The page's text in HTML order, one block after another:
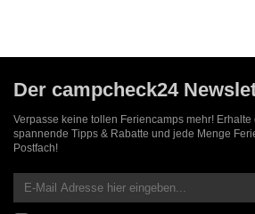
Der campcheck24
Verpasse keine tollen Feriencamps mehr!
spannende Tipps & Rabatte und jede Menge
Postfach!